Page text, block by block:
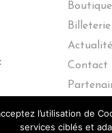
Boutique
Billeterie
Contact
l’utilisation de
services ciblés et